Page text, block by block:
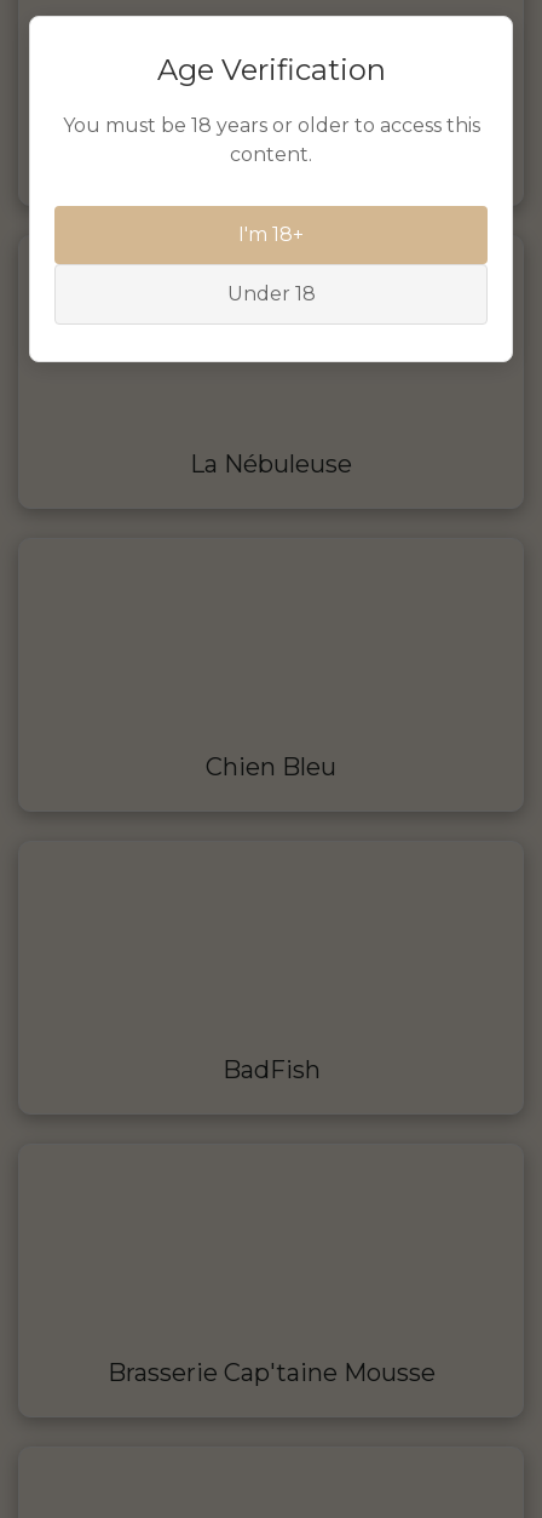
Age Verification
You must be 18 years or older to access this
content.
I'm 18+
Under 18
Dr. Gab's
La Nébuleuse
Chien Bleu
BadFish
Brasserie Cap'taine Mousse